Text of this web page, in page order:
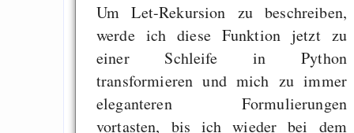
Um Let-Rekursion zu beschreiben,
werde ich diese Funktion jetzt zu
einer Schleife in Python
transformieren und mich zu immer
eleganteren Formulierungen
vortasten, bis ich wieder bei dem
programming to
EU sovereignty
Es gibt Fakten
Measured
Graben-Neudorf,